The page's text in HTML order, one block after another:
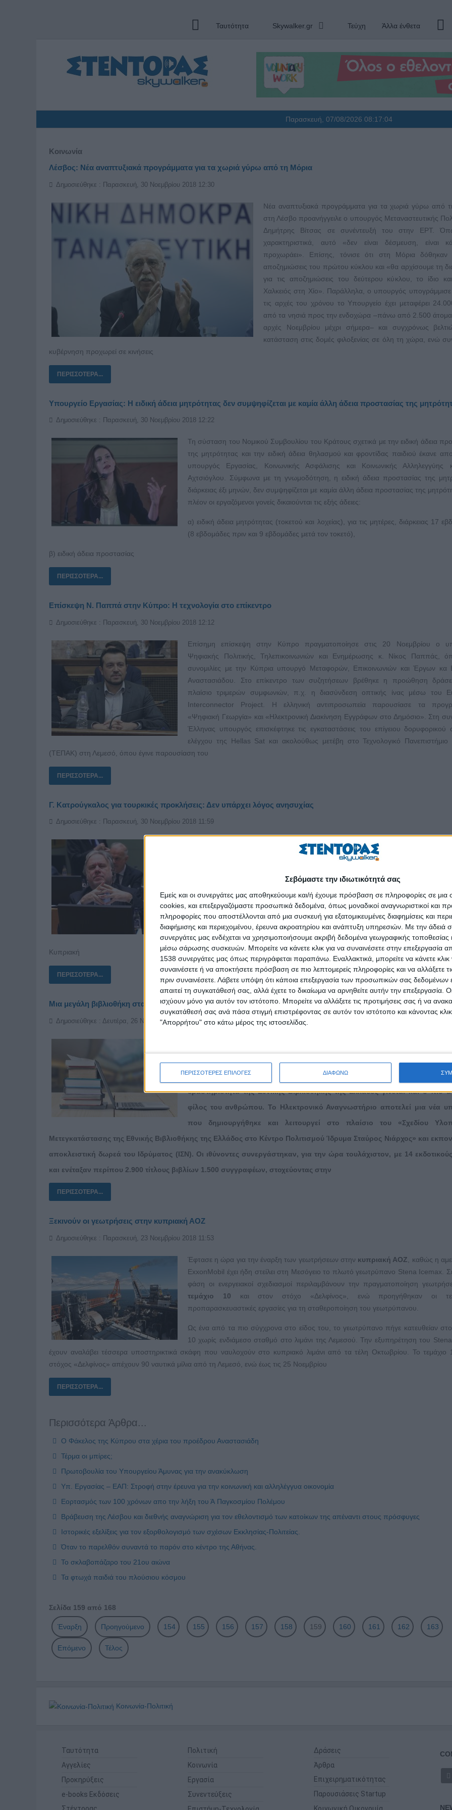
Σεβόμαστε την ιδιωτικότητά σας
Εμείς και οι συνεργάτες μας αποθηκεύουμε και/ή έχουμε πρόσβαση σε πληροφορίες σε
cookies, και επεξεργαζόμαστε προσωπικά δεδομένα, όπως μοναδικοί αναγνωριστικοί και
πληροφορίες που αποστέλλονται από μια συσκευή για εξατομικευμένες διαφημίσεις και
διαφήμισης και περιεχομένου, έρευνα ακροατηρίου και ανάπτυξη υπηρεσιών. Με την άδειά
συνεργάτες μας ενδέχεται να χρησιμοποιήσουμε ακριβή δεδομένα γεωγραφικής τοποθεσίας
μέσω σάρωσης συσκευών. Μπορείτε να κάνετε κλικ για να συναινέσετε στην επεξεργασία
1538 συνεργάτες μας όπως περιγράφεται παραπάνω. Εναλλακτικά, μπορείτε να κάνετε κλικ
συναινέσετε ή να αποκτήσετε πρόσβαση σε πιο λεπτομερείς πληροφορίες και να αλλάξετε
πριν συναινέσετε. Λάβετε υπόψη ότι κάποια επεξεργασία των προσωπικών σας δεδομένων
απαιτεί τη συγκατάθεσή σας, αλλά έχετε το δικαίωμα να αρνηθείτε αυτήν την επεξεργασία.
ισχύουν μόνο για αυτόν τον ιστότοπο. Μπορείτε να αλλάξετε τις προτιμήσεις σας ή να
συγκατάθεσή σας ανά πάσα στιγμή επιστρέφοντας σε αυτόν τον ιστότοπο και κάνοντας
"Απορρήτου" στο κάτω μέρος της ιστοσελίδας.
ΠΕΡΙΣΣΟΤΕΡΕΣ ΕΠΙΛΟΓΕΣ ΔΙΑΦΩΝΩ
Ταυτότητα Skywalker.gr Τεύχη Άλλα ένθετα
Παρασκευή, 07/08/2026 08:17:05
Κοινωνία
Λέσβος: Νέα αναπτυξιακά προγράμματα για τα χωριά γύρω από τη Μόρια
Δημοσιεύθηκε : Παρασκευή, 30 Νοεμβρίου 2018 12:30
Νέα αναπτυξιακά προγράμματα για τα χωριά γύρω από
στη Λέσβο προανήγγειλε ο υπουργός Μεταναστευτικής
Δημήτρης Βίτσας σε συνέντευξή του στην ΕΡΤ.
χαρακτηριστικά, αυτό «δεν είναι δέσμευση, είναι
προχωράει». Επίσης, τόνισε ότι στη Μόρια δόθηκαν
αποζημιώσεις του πρώτου κύκλου και «θα αρχίσουμε τη
για τις αποζημιώσεις του δεύτερου κύκλου, το ίδιο
Χαλκειός στη Χίο». Παράλληλα, ο υπουργός υπογράμμισε
τις αρχές του χρόνου το Υπουργείο έχει μεταφέρει
από τα νησιά προς την ενδοχώρα –πάνω από 2.500 άτομα
αρχές Νοεμβρίου μέχρι σήμερα– και συγχρόνως
κατάσταση στις δομές φιλοξενίας σε όλη τη χώρα, ενώ
κυβέρνηση προχωρεί σε κινήσεις
ΠΕΡΙΣΣΌΤΕΡΑ...
Υπουργείο Εργασίας: Η ειδική άδεια μητρότητας δεν συμψηφίζεται με καμία άλλη άδεια προστασίας της
Δημοσιεύθηκε : Παρασκευή, 30 Νοεμβρίου 2018 12:22
Τη σύσταση του Νομικού Συμβουλίου του Κράτους σχετικά με την ειδική άδεια
της μητρότητας και την ειδική άδεια θηλασμού και φροντίδας παιδιού έκανε
υπουργός Εργασίας, Κοινωνικής Ασφάλισης και Κοινωνικής
Αχτσιόγλου. Σύμφωνα με τη γνωμοδότηση, η ειδική άδεια προστασίας της
διάρκειας έξι μηνών, δεν συμψηφίζεται με καμία άλλη άδεια προστασίας της
πλέον οι εργαζόμενοι γονείς δικαιούνται τις εξής άδειες:
α) ειδική άδεια μητρότητας (τοκετού και λοχείας), για τις μητέρες, διάρκειας 17
(8 εβδομάδες πριν και 9 εβδομάδες μετά τον τοκετό),
β) ειδική άδεια προστασίας
ΠΕΡΙΣΣΌΤΕΡΑ...
Επίσκεψη Ν. Παππά στην Κύπρο: Η τεχνολογία στο επίκεντρο
Δημοσιεύθηκε : Παρασκευή, 30 Νοεμβρίου 2018 12:12
Επίσημη επίσκεψη στην Κύπρο πραγματοποίησε στις 20 Νοεμβρίου ο
Ψηφιακής Πολιτικής, Τηλεπικοινωνιών και Ενημέρωσης κ. Νίκος Παππάς,
συνομιλίες με την Κύπρια υπουργό Μεταφορών, Επικοινωνιών και Έργων κα
Αναστασιάδου. Στο επίκεντρο των συζητήσεων βρέθηκε η προώθηση
πλαίσιο τριμερών συμφωνιών, π.χ. η διασύνδεση οπτικής ίνας μέσω του
Interconnector Project. Η ελληνική αντιπροσωπεία παρουσίασε τα
«Ψηφιακή Γεωργία» και «Ηλεκτρονική Διακίνηση Εγγράφων στο Δημόσιο». Στη
Έλληνας υπουργός επισκέφτηκε τις εγκαταστάσεις του επίγειου δορυφορικού
ελέγχου της Hellas Sat και ακολούθως μετέβη στο Τεχνολογικό
(ΤΕΠΑΚ) στη Λεμεσό, όπου έγινε παρουσίαση του
ΠΕΡΙΣΣΌΤΕΡΑ...
Γ. Κατρούγκαλος για τουρκικές προκλήσεις: Δεν υπάρχει λόγος ανησυχίας
Δημοσιεύθηκε : Παρασκευή, 30 Νοεμβρίου 2018 11:59
«Η εξωτερική πολιτική της Ελλάδας βασίζεται στο διεθνές δίκαιο, και τα εθνικά
είναι πάντοτε εξοπλισμένα με τη νομιμότητα», δήλωσε ο αναπληρωτής
του Συμβουλίου Υπουργών Εξωτερικών της Ε.Ε. Κληθείς να σχολιάσει τις
εξελίξεις στα ελληνοτουρκικά και την προκλητική στάση της Άγκυρας
κυριαρχικών δικαιωμάτων της Ελλάδας και της Κύπρου, ο Γ. Κατρούγκαλος
Ελλάδα πάντοτε αντιδρά με νηφαλιότητα στις προκλήσεις και πάντοτε τις
αυτό το πρίσμα. Πρόσθεσε επίσης ότι η χώρα προχωρά στις αναγκαίες
συνεργασίες σε διμερές και τριμερές επίπεδο, συντονίζοντας τον βηματισμό
Κυπριακή
ΠΕΡΙΣΣΌΤΕΡΑ...
Μια μεγάλη βιβλιοθήκη στα χέρια σας
Δημοσιεύθηκε : Δευτέρα, 26 Νοεμβρίου 2018 14:50
δωρεάν εξ αποστάσεως πρόσβαση σε βιβλία ευρείας αναγνωσιμότητας
Αν ο καλύτερος φίλος του ανθρώπου είναι το βιβλίο, με την
δραστηριότητα της Εθνικής Βιβλιοθήκης της Ελλάδος γίνεται και ο πιο
φίλος του ανθρώπου. Το Ηλεκτρονικό Αναγνωστήριο αποτελεί μια νέα
που δημιουργήθηκε και λειτουργεί στο πλαίσιο του «Σχεδίου
Μετεγκατάστασης της Εθνικής Βιβλιοθήκης της Ελλάδος στο Κέντρο Πολιτισμού Ίδρυμα Σταύρος Νιάρχος» και
αποκλειστική δωρεά του Ιδρύματος (ΙΣΝ). Οι ιθύνοντες συνεργάστηκαν, για την ώρα τουλάχιστον, με 14
και ενέταξαν περίπου 2.900 τίτλους βιβλίων 1.500 συγγραφέων, στοχεύοντας στην
ΠΕΡΙΣΣΌΤΕΡΑ...
Ξεκινούν οι γεωτρήσεις στην κυπριακή ΑΟΖ
Δημοσιεύθηκε : Παρασκευή, 23 Νοεμβρίου 2018 11:53
Έφτασε η ώρα για την έναρξη των γεωτρήσεων στην κυπριακή ΑΟΖ , καθώς η
ExxonMobil έχει ήδη στείλει στη Μεσόγειο το πλωτό γεωτρύπανο Stena Ιcemax.
φάση οι ενεργειακοί σχεδιασμοί περιλαμβάνουν την πραγματοποίηση
τεμάχιο 10 και στον στόχο «Δελφίνος», ενώ προηγήθηκαν οι
προπαρασκευαστικές εργασίες για τη σταθεροποίηση του γεωτρύπανου.
Ως ένα από τα πιο σύγχρονα στο είδος του, το γεωτρύπανο πήγε κατευθείαν στο
10 χωρίς ενδιάμεσο σταθμό στο λιμάνι της Λεμεσού. Την εξυπηρέτηση του
έχουν αναλάβει τέσσερα υποστηρικτικά σκάφη που ναυλοχούν στο κυπριακό λιμάνι από τα τέλη Οκτωβρίου. Το τεμάχιο
στόχος «Δελφίνος» απέχουν 90 ναυτικά μίλια από τη Λεμεσό, ενώ έως τις 25 Νοεμβρίου
ΠΕΡΙΣΣΌΤΕΡΑ...
Περισσότερα Άρθρα...
Ο Φάκελος της Κύπρου στα χέρια του προέδρου Αναστασιάδη
Τέρμα οι μπίρες;
Πρωτοβουλία του Υπουργείου Άμυνας για την ανακύκλωση
Υπ. Εργασίας – ΕΑΠ: Στροφή στην έρευνα για την κοινωνική και αλληλέγγυα οικονομία
Εορτασμός των 100 χρόνων απο την λήξη του Ά Παγκοσμίου Πολέμου
Βράβευση της Λέσβου και διεθνής αναγνώριση για τον εθελοντισμό των κατοίκων της απέναντι στους πρόσφυγες
Ιστορικές εξελίξεις για τον εξορθολογισμό των σχέσων Εκκλησίας-Πολιτείας.
Όταν το παρελθόν συναντά το παρόν στο κέντρο της Αθήνας.
Το σκλαβοπάζαρο του 21ου αιώνα
Τα φτωχά παιδιά του πλούσιου κόσμου
Σελίδα 159 από 168
Έναρξη Προηγούμενο 154 155 156 157 158 159 160 161 162 163
Επόμενο Τέλος
Κοινωνία-Πολιτική
Ταυτότητα
Αγγελίες
Προκηρύξεις
e-books Εκδόσεις
Πολιτική
Κοινωνία
Εργασία
Συνεντεύξεις
Δράσεις
Άρθρα
Επιχειρηματικότητας
Παρουσιάσεις Startup